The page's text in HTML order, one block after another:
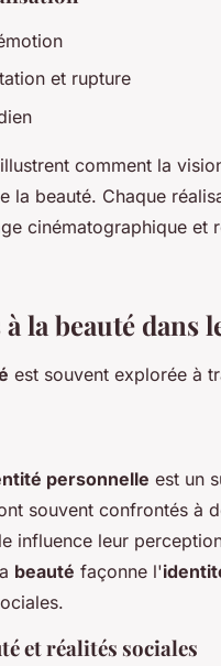
et rupture
comment la
la beauté. Chaque
cinématographique et
la beauté dans
est souvent explorée à
personnelle est un
souvent confrontés à
influence leur
beauté façonne l'
et réalités sociales